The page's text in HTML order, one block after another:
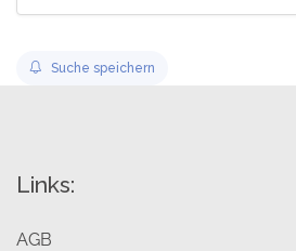
Suche speichern
Links:
AGB